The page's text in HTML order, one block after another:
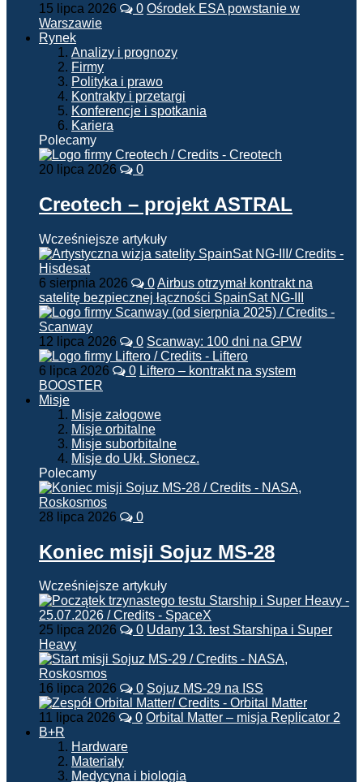
15 lipca 2026 0 Ośrodek ESA powstanie w
Warszawie
Rynek
Analizy i prognozy
Firmy
Polityka i prawo
Kontrakty i przetargi
Konferencje i spotkania
Kariera
Polecamy
20 lipca 2026 0
Creotech – projekt ASTRAL
Wcześniejsze artykuły
6 sierpnia 2026 0Airbus otrzymał kontrakt na
satelitę bezpiecznej łączności SpainSat NG-III
12 lipca 2026 0 Scanway: 100 dni na GPW
6 lipca 2026 0 Liftero – kontrakt na system
BOOSTER
Misje
Misje załogowe
Misje orbitalne
Misje suborbitalne
Misje do Ukł. Słonecz.
Polecamy
28 lipca 2026 0
Koniec misji Sojuz MS-28
Wcześniejsze artykuły
25 lipca 2026 0 Udany 13. test Starshipa i Super
Heavy
16 lipca 2026 0 Sojuz MS-29 na ISS
11 lipca 2026 0 Orbital Matter – misja Replicator 2
B+R
Hardware
Materiały
Medycyna i biologia